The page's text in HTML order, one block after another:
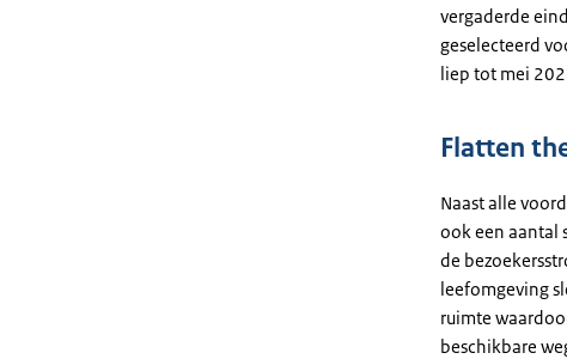
vergaderde
geselecteerd
liep tot mei
Flatten
Naast alle
ook een aantal
de
leefomgeving
ruimte
beschikbare